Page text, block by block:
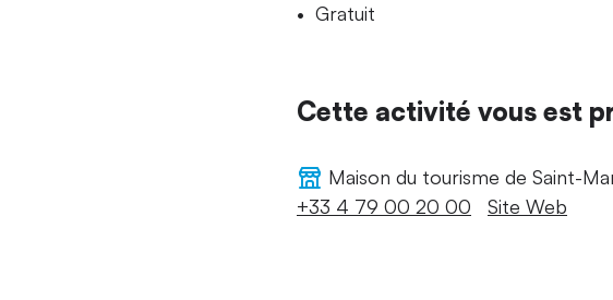
Gratuit
Cette activité vous est
Maison du tourisme de Saint-
+33 4 79 00 20 00
Site Web